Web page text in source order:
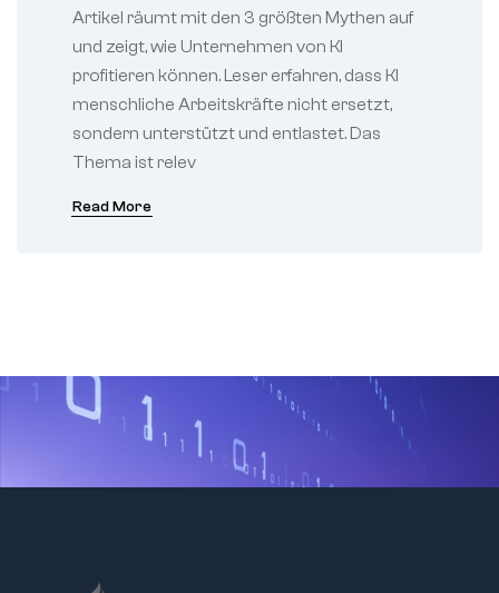
Artikel räumt mit den 3 größten Mythen auf
und zeigt, wie Unternehmen von KI
profitieren können. Leser erfahren, dass KI
menschliche Arbeitskräfte nicht ersetzt,
sondern unterstützt und entlastet. Das
Thema ist relev
Read More